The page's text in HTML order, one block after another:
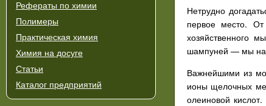
Рефераты по химии
Полимеры
Практическая химия
Химия на досуге
Статьи
Каталог предприятий
Нетрудно
первое место.
хозяйственного
шампуней — мы на
Важнейшими из
ионы щелочных
олеиновой